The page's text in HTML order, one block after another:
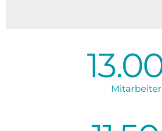
Mitarbeiter